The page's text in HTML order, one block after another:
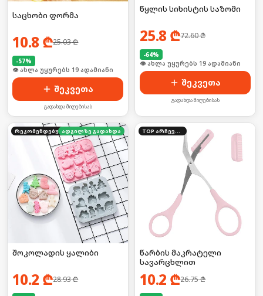
საცხობი ფორმა
10.8 ₾25.03₾
-57%
🛒 ბოლო 24სთ-ში იყიდა 31-მა
შეკვეთა
გადახდა მიღებისას
წყლის სიხისტის საზომი
25.8 ₾72.60₾
-64%
🛒 ბოლო 24სთ-ში იყიდა 3-მა
შეკვეთა
გადახდა მიღებისას
რეკომენდებულიადგილზე გადახდა
შოკოლადის ყალიბი
10.2 ₾28.93₾
TOP არჩევანი
წარბის მაკრატელი
სავარცხლით
10.2 ₾26.75₾